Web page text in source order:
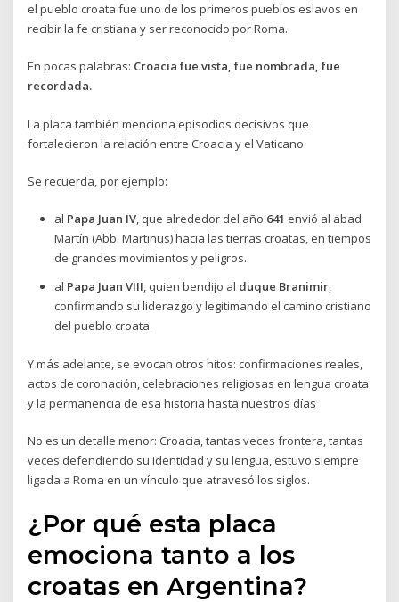
el pueblo croata fue uno de los primeros pueblos eslavos en
recibir la fe cristiana y ser reconocido por Roma.
En pocas palabras: Croacia fue vista, fue nombrada, fue
recordada.
La placa también menciona episodios decisivos que
fortalecieron la relación entre Croacia y el Vaticano.
Se recuerda, por ejemplo:
al Papa Juan IV, que alrededor del año 641 envió al abad
Martín (Abb. Martinus) hacia las tierras croatas, en tiempos
de grandes movimientos y peligros.
al Papa Juan VIII, quien bendijo al duque Branimir,
confirmando su liderazgo y legitimando el camino cristiano
del pueblo croata.
Y más adelante, se evocan otros hitos: confirmaciones reales,
actos de coronación, celebraciones religiosas en lengua croata
y la permanencia de esa historia hasta nuestros días
No es un detalle menor: Croacia, tantas veces frontera, tantas
veces defendiendo su identidad y su lengua, estuvo siempre
ligada a Roma en un vínculo que atravesó los siglos.
¿Por qué esta placa
emociona tanto a los
croatas en Argentina?